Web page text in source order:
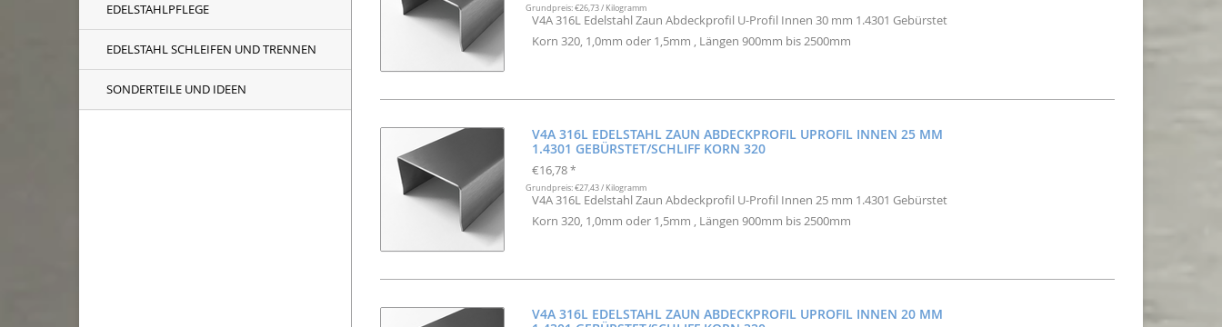
EDELSTAHLPFLEGE
EDELSTAHL SCHLEIFEN UND TRENNEN
SONDERTEILE UND IDEEN
Grundpreis: €26,73 / Kilogramm
V4A 316L Edelstahl Zaun Abdeckprofil U-Profil Innen 30 mm 1.4301 Gebürstet
Korn 320, 1,0mm oder 1,5mm , Längen 900mm bis 2500mm
V4A 316L EDELSTAHL ZAUN ABDECKPROFIL UPROFIL INNEN 25 MM
1.4301 GEBÜRSTET/SCHLIFF KORN 320
€16,78 *
Grundpreis: €27,43 / Kilogramm
V4A 316L Edelstahl Zaun Abdeckprofil U-Profil Innen 25 mm 1.4301 Gebürstet
Korn 320, 1,0mm oder 1,5mm , Längen 900mm bis 2500mm
V4A 316L EDELSTAHL ZAUN ABDECKPROFIL UPROFIL INNEN 20 MM